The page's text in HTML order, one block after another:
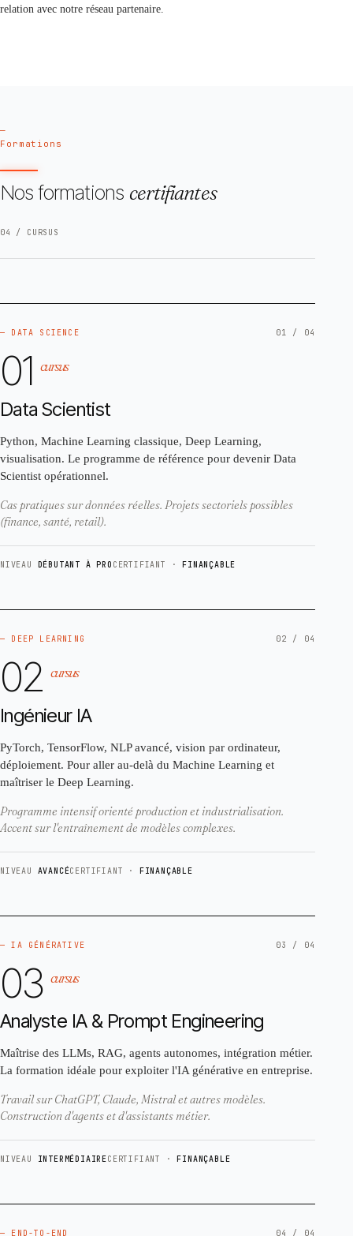
relation avec notre réseau partenaire.
—
Formations
Nos formations certifiantes
04 / CURSUS
— DATA SCIENCE 01 / 04
01 cursus
Data Scientist
Python, Machine Learning classique, Deep Learning,
visualisation. Le programme de référence pour devenir Data
Scientist opérationnel.
Cas pratiques sur données réelles. Projets sectoriels possibles
(finance, santé, retail).
NIVEAU DÉBUTANT À PRO CERTIFIANT ·FINANÇABLE
— DEEP LEARNING 02 / 04
02 cursus
Ingénieur IA
PyTorch, TensorFlow, NLP avancé, vision par ordinateur,
déploiement. Pour aller au-delà du Machine Learning et
maîtriser le Deep Learning.
Programme intensif orienté production et industrialisation.
Accent sur l'entraînement de modèles complexes.
NIVEAU AVANCÉCERTIFIANT · FINANÇABLE
— IA GÉNÉRATIVE 03 / 04
03 cursus
Analyste IA & Prompt Engineering
Maîtrise des LLMs, RAG, agents autonomes, intégration métier.
La formation idéale pour exploiter l'IA générative en entreprise.
Travail sur ChatGPT, Claude, Mistral et autres modèles.
Construction d'agents et d'assistants métier.
NIVEAU INTERMÉDIAIRECERTIFIANT · FINANÇABLE
— END-TO-END 04 / 04